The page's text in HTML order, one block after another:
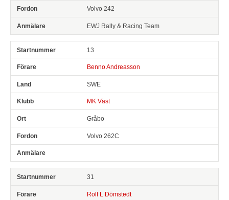
Volvo 242
EWJ Rally & Racing Team
13
Benno Andreasson
SWE
MK Väst
Gråbo
Volvo 262C
31
Rolf L Dömstedt